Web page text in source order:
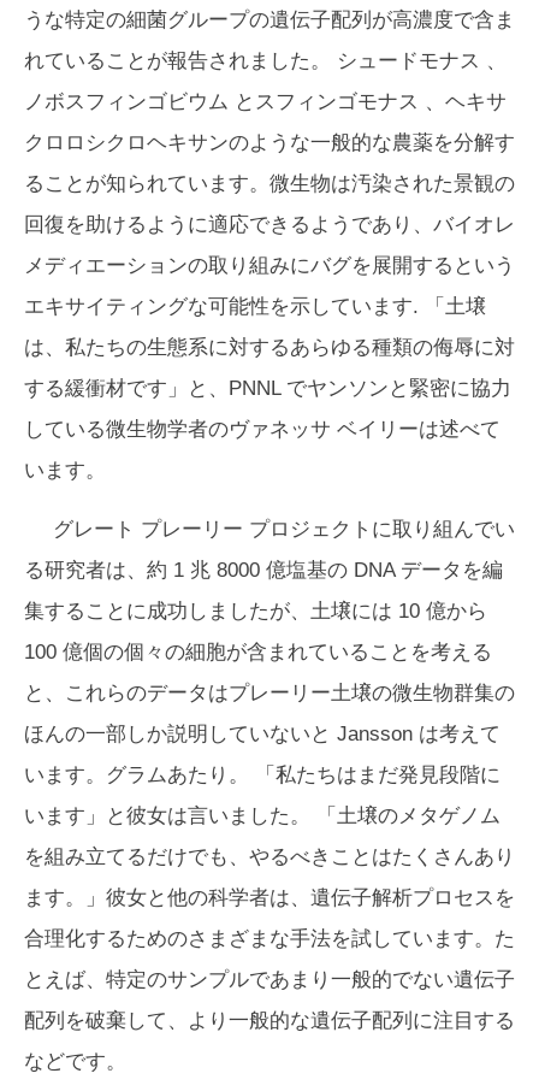
うな特定の細菌グループの遺伝子配列が高濃度で含ま
れていることが報告されました。
シュードモナス 、
ノボスフィンゴビウム と スフィンゴモナス 、ヘキサ
クロロシクロヘキサンのような一般的な農薬を分解す
ることが知られています。微生物は汚染された景観の
回復を助けるように適応できるようであり、バイオレ
メディエーションの取り組みにバグを展開するという
エキサイティングな可能性を示しています. 「土壌
は、私たちの生態系に対するあらゆる種類の侮辱に対
する緩衝材です」と、PNNL でヤンソンと緊密に協力
している微生物学者のヴァネッサ ベイリーは述べて
います。
グレート プレーリー プロジェクトに取り組んでい
る研究者は、約 1 兆 8000 億塩基の DNA データを編
集することに成功しましたが、土壌には 10 億から
100 億個の個々の細胞が含まれていることを考える
と、これらのデータはプレーリー土壌の微生物群集の
ほんの一部しか説明していないと Jansson は考えて
います。グラムあたり。 「私たちはまだ発見段階に
います」と彼女は言いました。 「土壌のメタゲノム
を組み立てるだけでも、やるべきことはたくさんあり
ます。」彼女と他の科学者は、遺伝子解析プロセスを
合理化するためのさまざまな手法を試しています。た
とえば、特定のサンプルであまり一般的でない遺伝子
配列を破棄して、より一般的な遺伝子配列に注目する
などです。